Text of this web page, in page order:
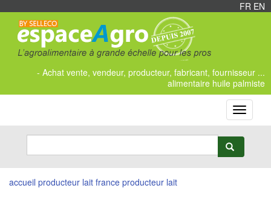
FR EN
- Achat vente, vendeur, producteur, fabricant, fournisseur ...
alimentaire huile palmiste
Toggle
accueil producteur lait france producteur lait